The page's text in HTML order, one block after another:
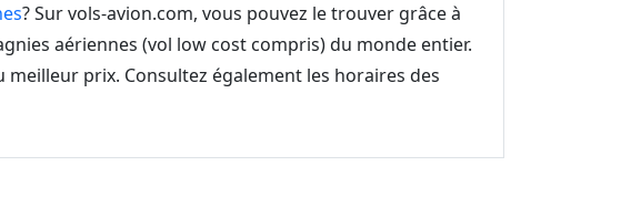
? Sur vols-avion.com, vous pouvez le trouver grâce à
aériennes (vol low cost compris) du monde entier.
prix. Consultez également les horaires des